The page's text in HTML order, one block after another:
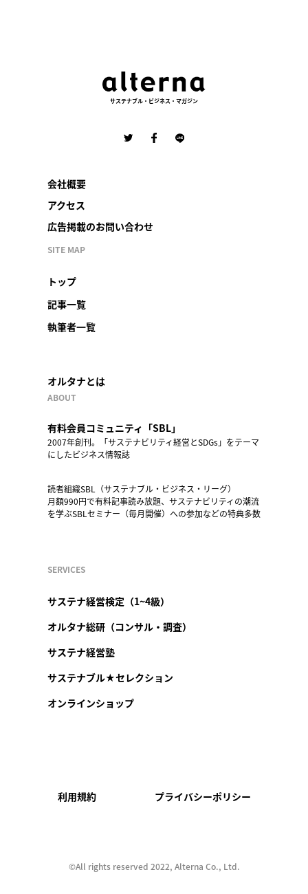
サステナブル・ビジネス・マガジン
会社概要
アクセス
広告掲載のお問い合わせ
SITE MAP
トップ
記事一覧
執筆者一覧
オルタナとは
ABOUT
有料会員コミュニティ「SBL」
2007年創刊。「サステナビリティ経営とSDGs」をテーマ
にしたビジネス情報誌
読者組織SBL（サステナブル・ビジネス・リーグ）
月額990円で有料記事読み放題、サステナビリティの潮流
を学ぶSBLセミナー（毎月開催）への参加などの特典多数
SERVICES
サステナ経営検定（1~4級）
オルタナ総研（コンサル・調査）
サステナ経営塾
サステナブル★セレクション
オンラインショップ
利用規約 プライバシーポリシー
©︎All rights reserved 2022, Alterna Co., Ltd.